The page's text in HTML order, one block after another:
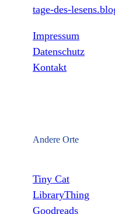
tage-des-
Impressum
Datenschutz
Kontakt
Andere Orte
Tiny Cat
LibraryThing
Goodreads